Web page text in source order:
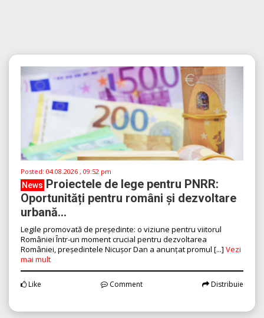
Posted: 04.08.2026 , 09:52 pm
News Proiectele de lege pentru PNRR:
Oportunități pentru români și dezvoltare
urbană...
Legile promovată de președinte: o viziune pentru viitorul
României Într-un moment crucial pentru dezvoltarea
României, președintele Nicușor Dan a anunțat promul [...] Vezi
mai mult
Like Comment Distribuie